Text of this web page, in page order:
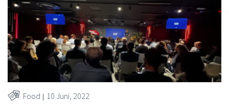
Food 10 Juni, 2022